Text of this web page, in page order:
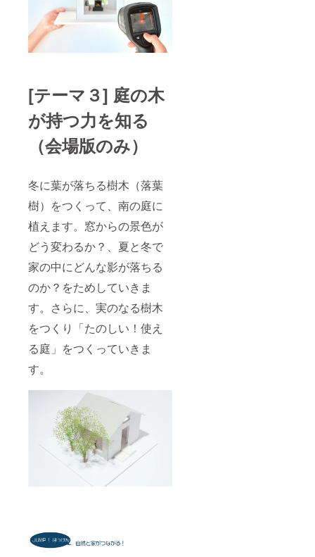
[テーマ３] 庭の木
が持つ力を知る
（会場版のみ）
冬に葉が落ちる樹木（落葉
樹）をつくって、南の庭に
植えます。窓からの景色が
どう変わるか？、夏と冬で
家の中にどんな影が落ちる
のか？をためしていきま
す。さらに、実のなる樹木
をつくり「たのしい！使え
る庭」をつくっていきま
す。